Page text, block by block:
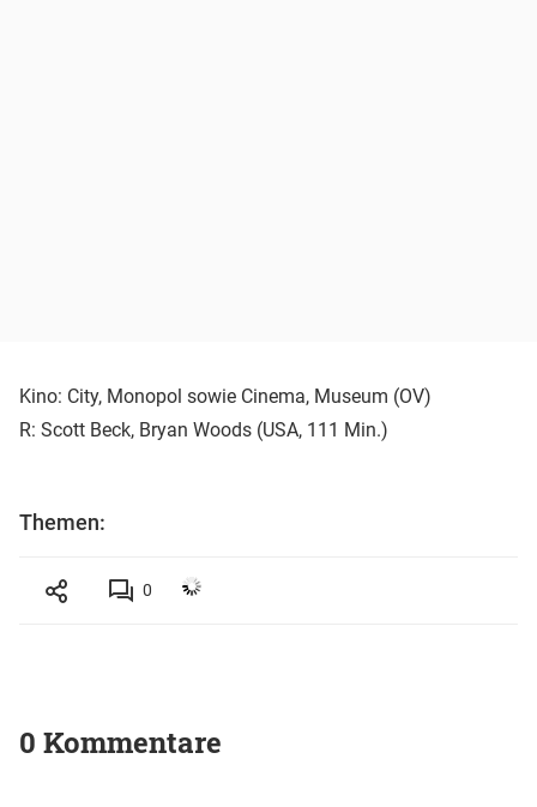
Kino: City, Monopol sowie Cinema, Museum (OV)
R: Scott Beck, Bryan Woods (USA, 111 Min.)
Themen:
0
0 Kommentare